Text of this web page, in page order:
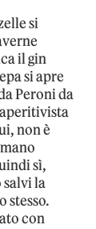
si
il gin
si apre
Peroni da
non è
sì,
salvi la
stesso.
con